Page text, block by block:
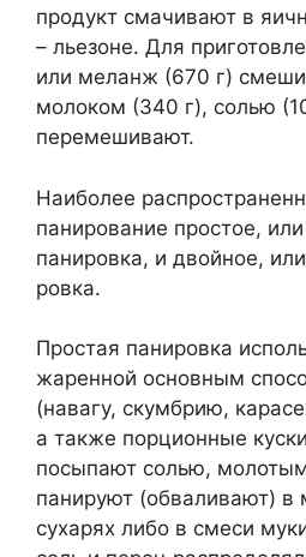
продукт смачива­ют в
– льезоне. Для
или меланж (670 г)
молоком (340 г), солью
перемешивают.
Наиболее
панирование про­стое,
панировка, и двойное,
ровка.
Простая панировка
жарен­ной основным
(навагу, скумбрию,
а также порционные
посыпают солью,
панируют (обваливают) в
сухарях либо в смеси